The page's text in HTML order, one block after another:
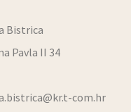
Bistrica
Pavla II 34
com.hr